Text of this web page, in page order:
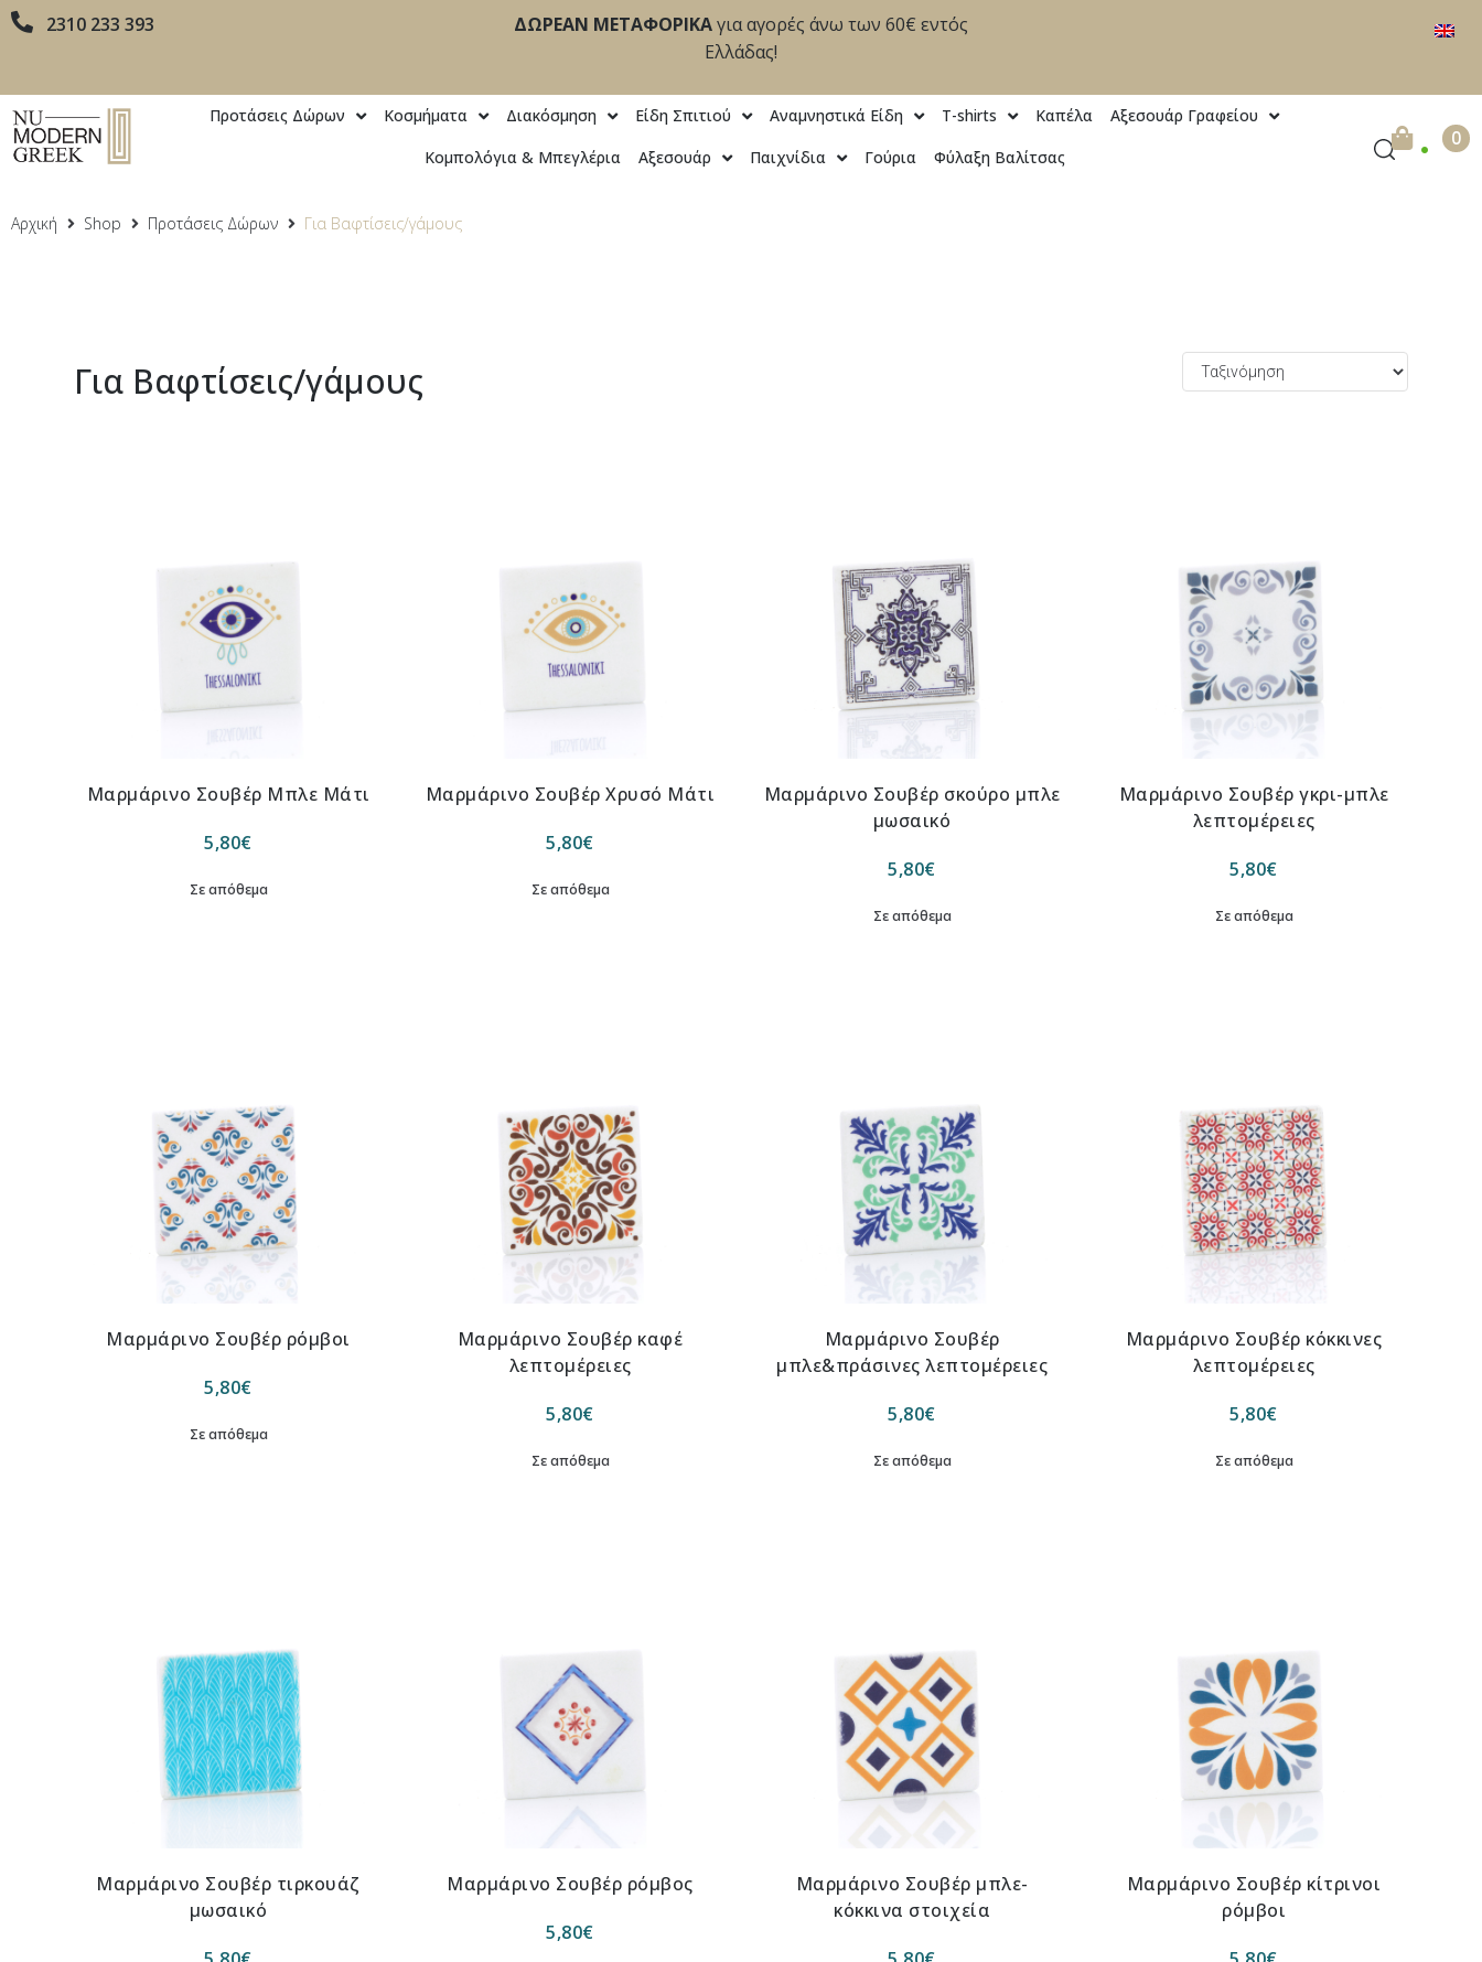
2310 233 393 ΔΩΡΕΑΝ ΜΕΤΑΦΟΡΙΚΑγια αγορές άνω των 60€ εντός
Ελλάδας!
Προτάσεις Δώρων Κοσμήματα Διακόσμηση Είδη Σπιτιού Αναμνηστικά Είδη T-shirts Καπέλα
Αξεσουάρ Γραφείου
Κομπολόγια & Μπεγλέρια
Αξεσουάρ Παιχνίδια Γούρια Φύλαξη Βαλίτσας . 0
Αρχική Shop Προτάσεις Δώρων Για Βαφτίσεις/γάμους
Για Βαφτίσεις/γάμους
Μαρμάρινο Σουβέρ Μπλε Μάτι
5,80€
Σε απόθεμα
Μαρμάρινο Σουβέρ Χρυσό Μάτι
5,80€
Σε απόθεμα
Μαρμάρινο Σουβέρ σκούρο μπλε
μωσαικό
5,80€
Σε απόθεμα
Μαρμάρινο Σουβέρ γκρι-μπλε
λεπτομέρειες
5,80€
Σε απόθεμα
Μαρμάρινο Σουβέρ ρόμβοι
5,80€
Σε απόθεμα
Μαρμάρινο Σουβέρ καφέ
λεπτομέρειες
5,80€
Σε απόθεμα
Μαρμάρινο Σουβέρ
μπλε&πράσινες λεπτομέρειες
5,80€
Σε απόθεμα
Μαρμάρινο Σουβέρ κόκκινες
λεπτομέρειες
5,80€
Σε απόθεμα
Μαρμάρινο Σουβέρ τιρκουάζ
μωσαικό
Μαρμάρινο Σουβέρ ρόμβος
5,80€
Μαρμάρινο Σουβέρ μπλε-
κόκκινα στοιχεία
Μαρμάρινο Σουβέρ κίτρινοι
ρόμβοι